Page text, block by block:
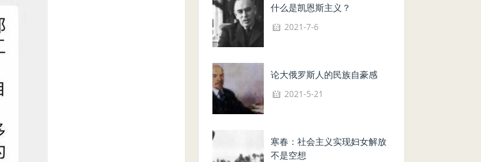
什么是凯恩斯主义？
2021-7-6
论大俄罗斯人的民族自豪感
2021-5-21
寒春：社会主义实现妇女解放
不是空想